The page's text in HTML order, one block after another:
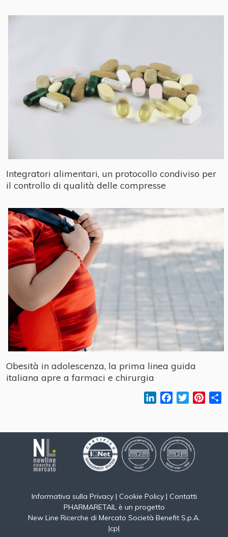
Integratori alimentari, un protocollo condiviso per
il controllo di qualità delle compresse
Obesità in adolescenza, la prima linea guida
italiana apre a farmaci e chirurgia
LinkedInFacebookTwitter
Informativa sulla Privacy| Cookie Policy| Contatti
PHARMARETAIL è un progetto
New Line Ricerche di Mercato Società Benefit S.p.A.
|cp|